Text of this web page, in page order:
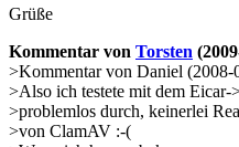
Grüße
Kommentar von Torsten
>Kommentar von Daniel (2008-
>Also ich testete mit dem Eicar-
>problemlos durch, keinerlei
>von ClamAV :-(